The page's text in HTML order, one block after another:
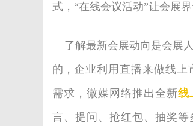
式，“在线会议活动”让会展
了解最新会展动向是会展
的， 企业利 用 直播来做线上
需求， 微媒网络推出全新线
言、提问、抢红包、抽奖